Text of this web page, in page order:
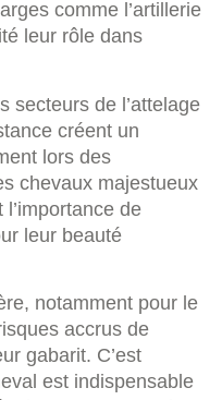
comme l’artillerie
leur rôle dans
secteurs de l’attelage
créent un
lors des
chevaux majestueux
de
leur beauté
notamment pour le
accrus de
gabarit. C’est
est indispensable